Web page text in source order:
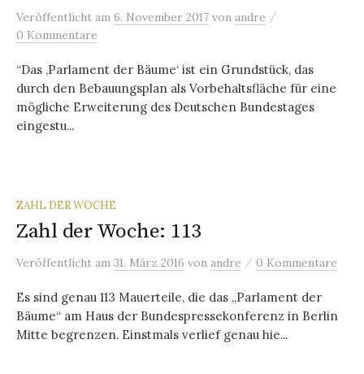
Veröffentlicht am 6. November 2017 von andre /
0 Kommentare
“Das ‚Parlament der Bäume‘ ist ein Grundstück, das
durch den Bebauungsplan als Vorbehaltsfläche für eine
mögliche Erweiterung des Deutschen Bundestages
eingestu...
ZAHL DER WOCHE
Zahl der Woche: 113
Veröffentlicht am 31. März 2016 von andre / 0 Kommentare
Es sind genau 113 Mauerteile, die das „Parlament der
Bäume“ am Haus der Bundespressekonferenz in Berlin
Mitte begrenzen. Einstmals verlief genau hie...